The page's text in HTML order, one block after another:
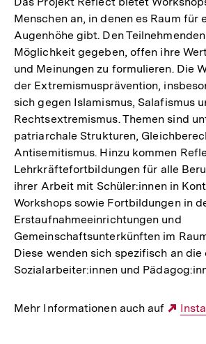
Menschen an, in denen es Raum für
Augenhöhe gibt. Den
Möglichkeit gegeben, offen ihre
und Meinungen zu formulieren. Die
der Extremismusprävention,
sich gegen Islamismus, Salafismus
Rechtsextremismus. Themen sind
patriarchale Strukturen,
Antisemitismus. Hinzu kommen
Lehrkräftefortbildungen für alle
ihrer Arbeit mit Schüler:innen in
Workshops sowie Fortbildungen in
Erstaufnahmeeinrichtungen und
Gemeinschaftsunterkünften im
Diese wenden sich spezifisch an
Sozialarbeiter:innen und
Mehr Informationen auch auf